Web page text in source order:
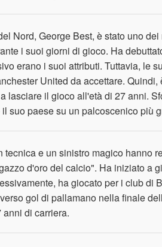
Nord, George Best, è stato uno
i suoi giorni di gioco. Ha
erano i suoi attributi. Tuttavia, le
United da accettare.
lasciare il gioco all'età di 27 anni.
suo paese su un palcoscenico più
tecnica e un sinistro magico hanno
d'oro del calcio". Ha iniziato a
ha giocato per i club di
gol di pallamano nella finale
di carriera.